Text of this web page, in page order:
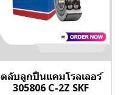
ตลับลูกปืนแคมโรลเลอร์
305806 C-2Z SKF